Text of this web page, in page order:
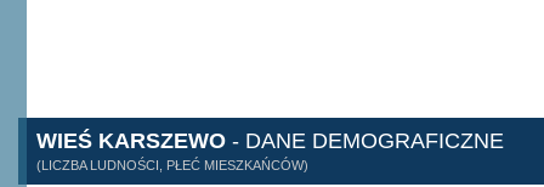
WIEŚ KARSZEWO - DANE DEMOGRAFICZNE
(LICZBA LUDNOŚCI, PŁEĆ MIESZKAŃCÓW)